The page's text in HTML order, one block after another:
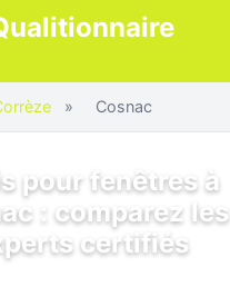
» Cosnac
pour fenêtres à
: comparez les
certifiés